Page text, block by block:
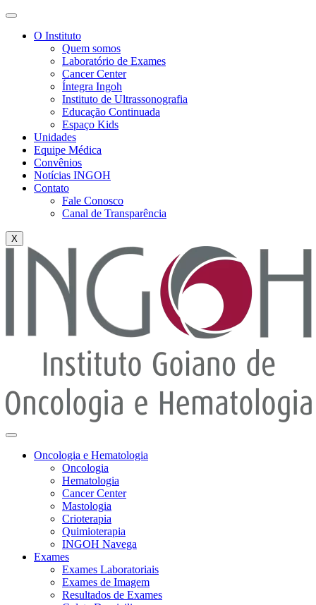
O Instituto
Quem somos
Laboratório de Exames
Cancer Center
Íntegra Ingoh
Instituto de Ultrassonografia
Educação Continuada
Espaço Kids
Unidades
Equipe Médica
Convênios
Notícias INGOH
Contato
Fale Conosco
Canal de Transparência
X
Oncologia e Hematologia
Oncologia
Hematologia
Cancer Center
Mastologia
Crioterapia
Quimioterapia
INGOH Navega
Exames
Exames Laboratoriais
Exames de Imagem
Resultados de Exames